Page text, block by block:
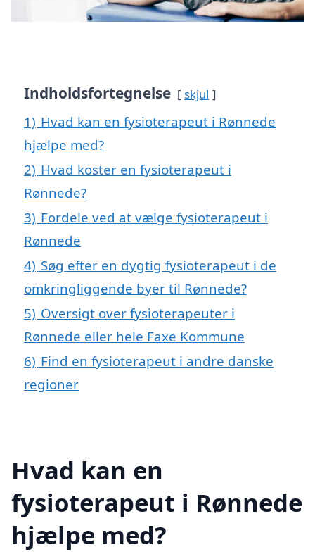
Indholdsfortegnelse skjul
1) Hvad kan en fysioterapeut i Rønnede
hjælpe med?
2) Hvad koster en fysioterapeut i
Rønnede?
3) Fordele ved at vælge fysioterapeut i
Rønnede
4) Søg efter en dygtig fysioterapeut i de
omkringliggende byer til Rønnede?
5) Oversigt over fysioterapeuter i
Rønnede eller hele Faxe Kommune
6) Find en fysioterapeut i andre danske
regioner
Hvad kan en
fysioterapeut i Rønnede
hjælpe med?